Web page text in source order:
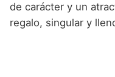
de carácter y un
regalo, singular y